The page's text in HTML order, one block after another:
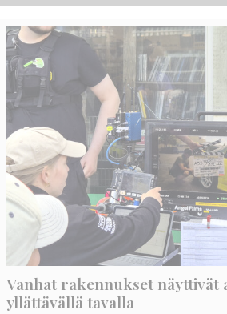
Vanhat rakennukset näyttivät
yllättävällä tavalla